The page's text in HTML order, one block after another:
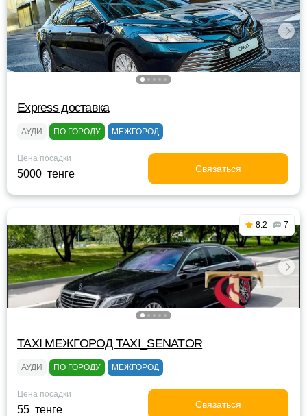
Express доставка
АУДИ ПО ГОРОДУ МЕЖГОРОД
Цена посадки
5000 тенге Связаться
8.2 7
TAXI МЕЖГОРОД TAXI_SENATOR
АУДИ ПО ГОРОДУ МЕЖГОРОД
Цена посадки
55 тенге Связаться